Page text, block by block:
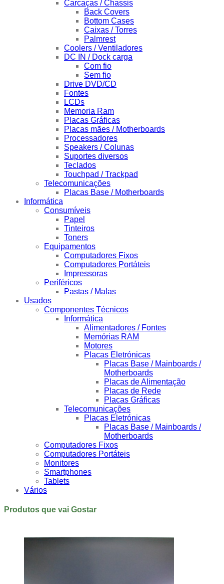
Carcaças / Chassis
Back Covers
Bottom Cases
Caixas / Torres
Palmrest
Coolers / Ventiladores
DC IN / Dock carga
Com fio
Sem fio
Drive DVD/CD
Fontes
LCDs
Memoria Ram
Placas Gráficas
Placas mães / Motherboards
Processadores
Speakers / Colunas
Suportes diversos
Teclados
Touchpad / Trackpad
Telecomunicações
Placas Base / Motherboards
Informática
Consumíveis
Papel
Tinteiros
Toners
Equipamentos
Computadores Fixos
Computadores Portáteis
Impressoras
Periféricos
Pastas / Malas
Usados
Componentes Técnicos
Informática
Alimentadores / Fontes
Memórias RAM
Motores
Placas Eletrónicas
Placas Base / Mainboards /
Motherboards
Placas de Alimentação
Placas de Rede
Placas Gráficas
Telecomunicações
Placas Eletrónicas
Placas Base / Mainboards /
Motherboards
Computadores Fixos
Computadores Portáteis
Monitores
Smartphones
Tablets
Vários
Produtos que vai Gostar